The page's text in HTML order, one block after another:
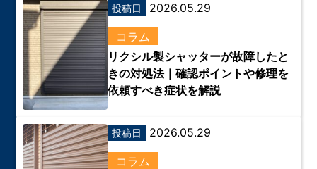
投稿日 2026.05.29
コラム
リクシル製シャッターが故障したと
きの対処法｜確認ポイントや修理を
依頼すべき症状を解説
投稿日 2026.05.29
コラム